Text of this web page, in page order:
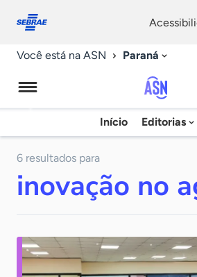
conosco
Você está na ASN Paraná
Início Editorias
6 resultados para
inovação no